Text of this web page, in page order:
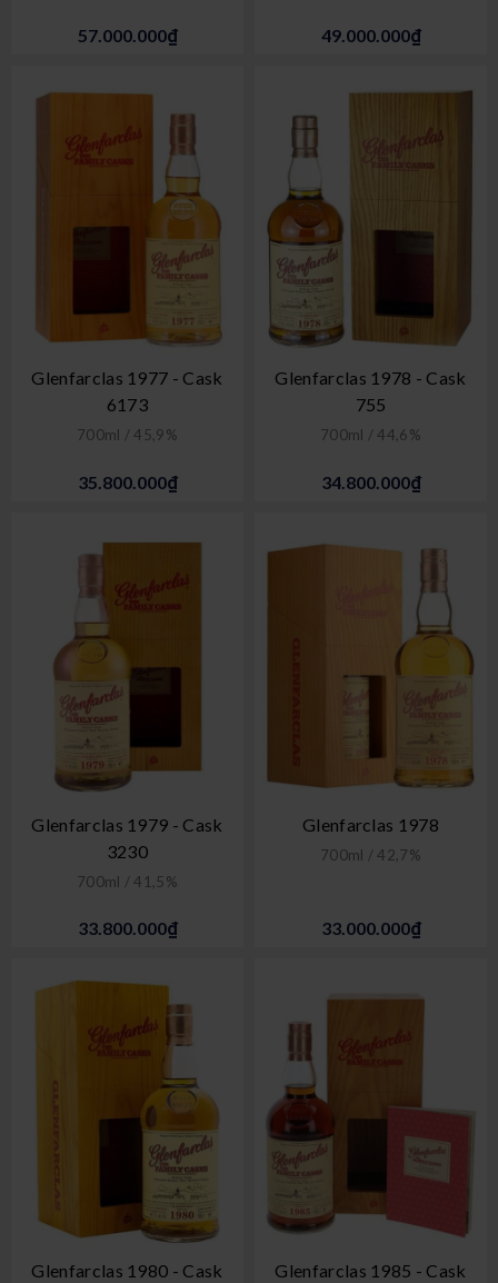
57.000.000₫ 49.000.000₫
Glenfarclas 1977 - Cask
6173
700ml / 45,9%
35.800.000₫
Glenfarclas 1978 - Cask
755
700ml / 44,6%
34.800.000₫
Glenfarclas 1979 - Cask
3230
700ml / 41,5%
33.800.000₫
Glenfarclas 1978
700ml / 42,7%
33.000.000₫
Glenfarclas 1980 - Cask
Glenfarclas 1985 - Cask